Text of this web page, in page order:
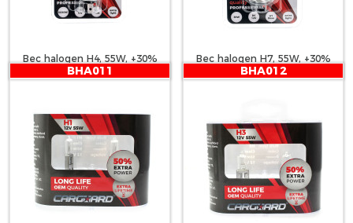
Bec halogen H4, 55W, +30%
intensitate - CARGUARD
Bec halogen H7, 55W, +30%
intensitate - CARGUARD
BHA011 BHA012